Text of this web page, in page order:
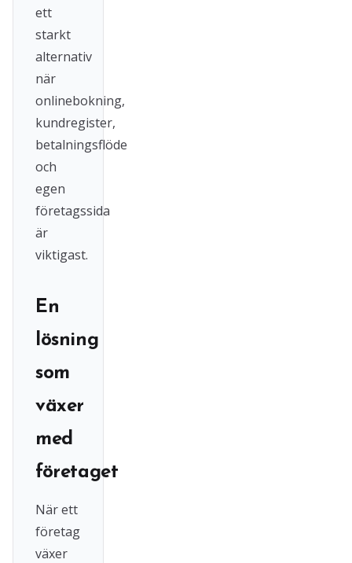
ett
starkt
alternativ
när
onlinebokning,
kundregister,
betalningsflöde
och
egen
företagssida
är
viktigast.
En
lösning
som
växer
med
företaget
När ett
företag
växer